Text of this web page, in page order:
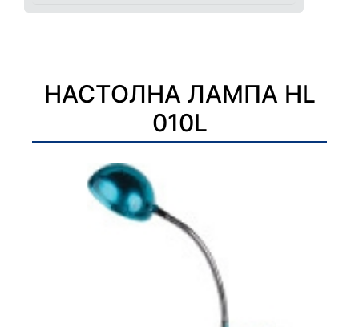
НАСТОЛНА ЛАМПА HL
010L